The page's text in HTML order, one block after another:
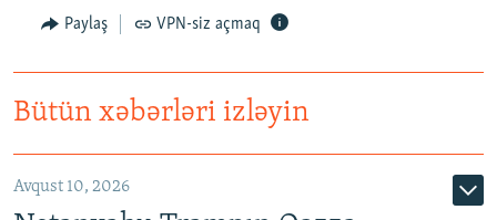
Paylaş VPN-siz açmaq
Bütün xəbərləri izləyin
Avqust 10, 2026